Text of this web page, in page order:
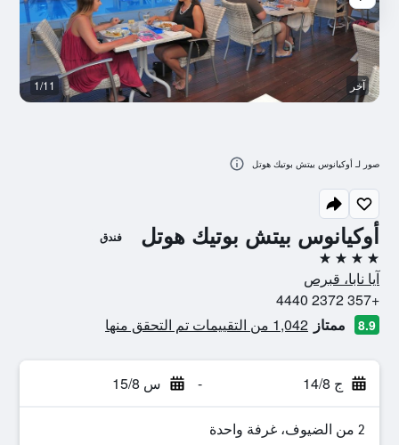
أوكيانوس بيتش بوتيك هوتل فندق
4 نجوم
آيا نابا، قبرص
+357 2372 4440
8.9 ممتاز 1,042 من التقييمات تم التحقق منها
ج 14/8 - س 15/8
2 من الضيوف، غرفة واحدة
آخر 1/11
صور لـ أوكيانوس بيتش بوتيك هوتل